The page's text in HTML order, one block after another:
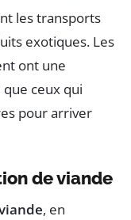
les transports
exotiques. Les
ont une
ceux qui
pour arriver
de viande
, en